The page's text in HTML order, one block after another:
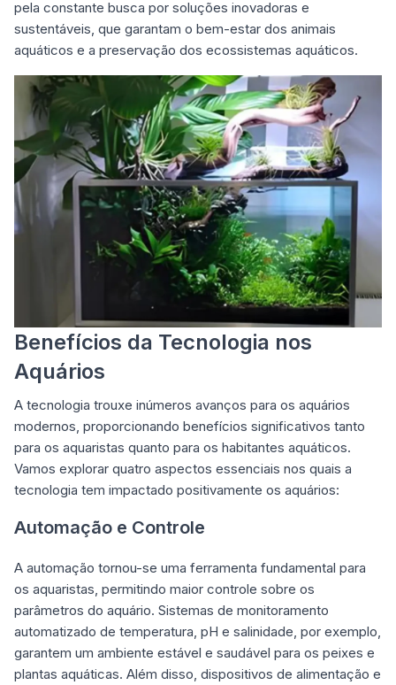
pela constante busca por soluções inovadoras e
sustentáveis, que garantam o bem-estar dos animais
aquáticos e a preservação dos ecossistemas aquáticos.
Benefícios da Tecnologia nos
Aquários
A tecnologia trouxe inúmeros avanços para os aquários
modernos, proporcionando benefícios significativos tanto
para os aquaristas quanto para os habitantes aquáticos.
Vamos explorar quatro aspectos essenciais nos quais a
tecnologia tem impactado positivamente os aquários:
Automação e Controle
A automação tornou-se uma ferramenta fundamental para
os aquaristas, permitindo maior controle sobre os
parâmetros do aquário. Sistemas de monitoramento
automatizado de temperatura, pH e salinidade, por exemplo,
garantem um ambiente estável e saudável para os peixes e
plantas aquáticas. Além disso, dispositivos de alimentação e